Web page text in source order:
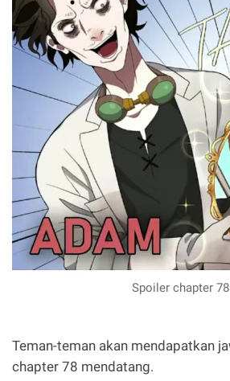
Spoiler chapter 78
Teman-teman akan mendapatkan
chapter 78 mendatang.